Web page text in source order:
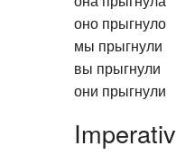
оно прыгнуло
мы прыгнули
вы прыгнули
они прыгнули
Imperativ